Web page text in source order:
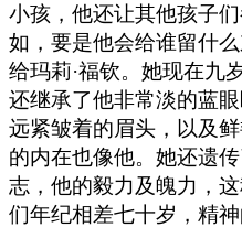
小孩，他还让其他孩子
如，要是他会给谁留什
给玛莉·福钦。她现在九
还继承了他非常淡的蓝
远紧皱着的眉头，以及
的内在也像他。她还遗
志，他的毅力及魄力，
们年纪相差七十岁，精